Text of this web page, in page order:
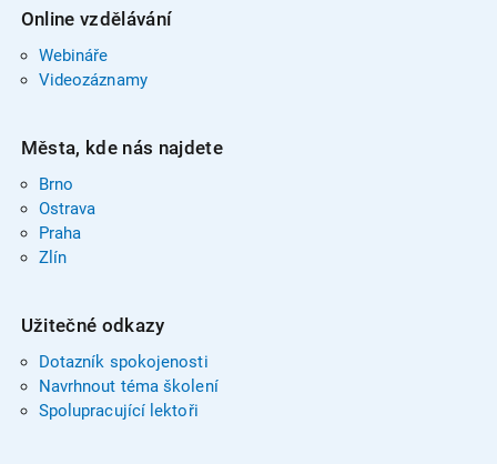
Online vzdělávání
Webináře
Videozáznamy
Města, kde nás najdete
Brno
Ostrava
Praha
Zlín
Užitečné odkazy
Dotazník spokojenosti
Navrhnout téma školení
Spolupracující lektoři